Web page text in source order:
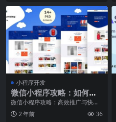
小程序开发
微信小程序攻略：如何快
速推广和增加用户量
微信小程序攻略：高效推广与快速
增加用户量微信小程序作为一种轻
量级应用，具有低成本
2 年前 36